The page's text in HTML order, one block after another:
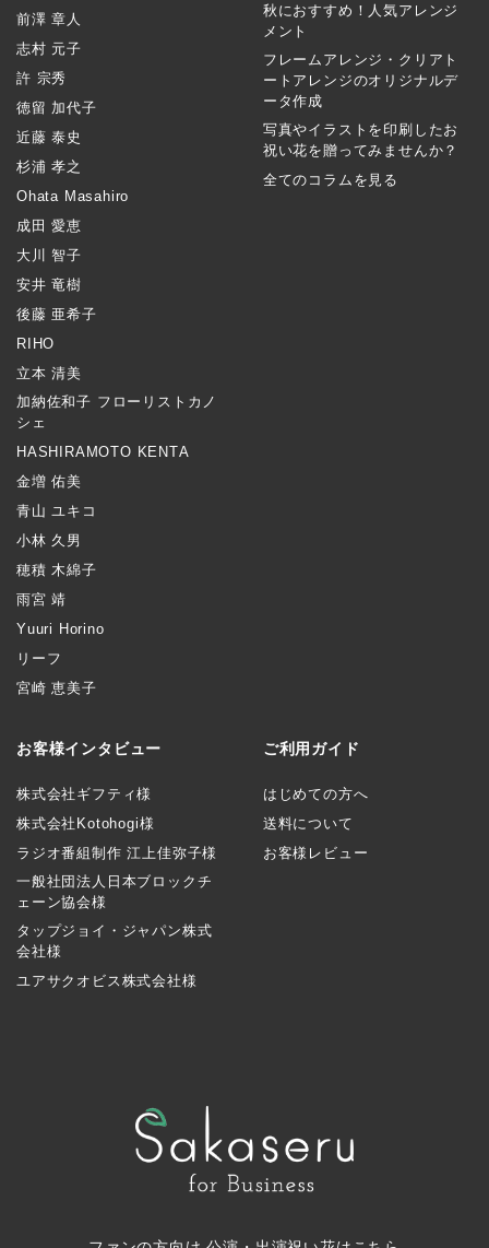
前澤 章人
志村 元子
許 宗秀
徳留 加代子
近藤 泰史
杉浦 孝之
Ohata Masahiro
成田 愛恵
大川 智子
安井 竜樹
後藤 亜希子
RIHO
立本 清美
加納佐和子 フローリストカノ
シェ
HASHIRAMOTO KENTA
金増 佑美
青山 ユキコ
小林 久男
穂積 木綿子
雨宮 靖
Yuuri Horino
リーフ
宮崎 恵美子
秋におすすめ！人気アレンジ
メント
フレームアレンジ・クリアト
ートアレンジのオリジナルデ
ータ作成
写真やイラストを印刷したお
祝い花を贈ってみませんか？
全てのコラムを見る
お客様インタビュー
株式会社ギフティ様
株式会社Kotohogi様
ラジオ番組制作 江上佳弥子様
一般社団法人日本ブロックチ
ェーン協会様
タップジョイ・ジャパン株式
会社様
ユアサクオビス株式会社様
ご利用ガイド
はじめての方へ
送料について
お客様レビュー